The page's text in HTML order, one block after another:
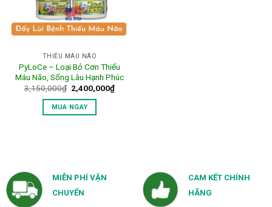
THIẾU MÁU NÃO
PyLoCe – Loại Bỏ Cơn Thiếu
Máu Não, Sống Lâu Hạnh Phúc
3,150,000₫ Giá
gốc
là:
3,150,000₫.
2,400,000₫Giá
MUA NGAY
MIỄN PHÍ VẬN
CHUYỂN
CAM KẾT CHÍNH
HÃNG